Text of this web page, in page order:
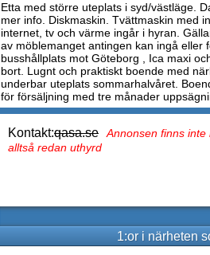
Etta med större uteplats i syd/västläge.
mer info. Diskmaskin. Tvättmaskin med
internet, tv och värme ingår i hyran.
av möblemanget antingen kan ingå eller
busshållplats mot Göteborg , Ica maxi
bort. Lugnt och praktiskt boende med
underbar uteplats sommarhalvåret.
för försäljning med tre månader
Kontakt:qasa.se
Annonsen finns
alltså redan uthyrd
1:or i närheten